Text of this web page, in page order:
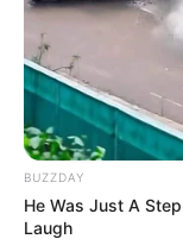
BUZZDAY
He Was Just A
Laugh